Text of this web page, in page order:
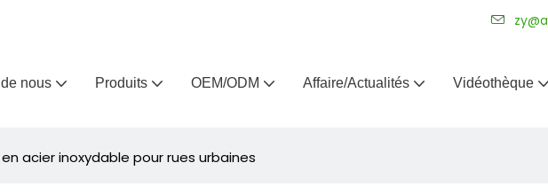
nous Produits OEM/ODM Affaire/Actualités Vidéothèque
acier inoxydable pour rues urbaines